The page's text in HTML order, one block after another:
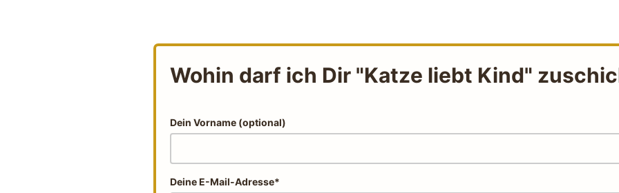
Wohin darf ich Dir "Katze liebt Kind"
Dein Vorname (optional)
Deine E-Mail-Adresse*